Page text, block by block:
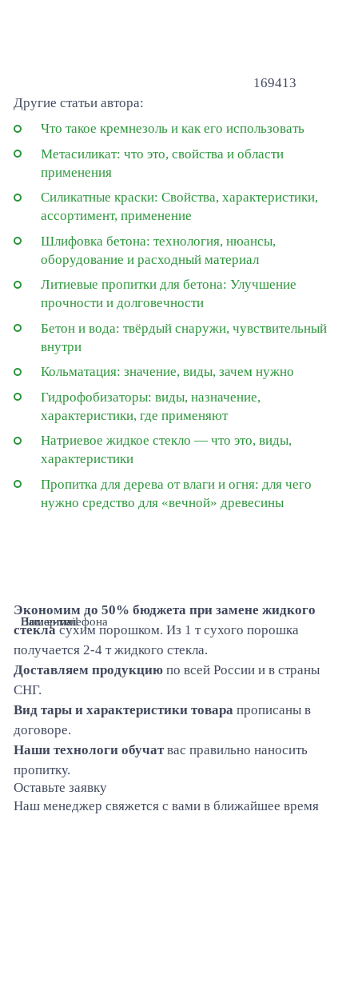
169413
Другие статьи автора:
Что такое кремнезоль и как его использовать
Метасиликат: что это, свойства и области
применения
Силикатные краски: Свойства, характеристики,
ассортимент, применение
Шлифовка бетона: технология, нюансы,
оборудование и расходный материал
Литиевые пропитки для бетона: Улучшение
прочности и долговечности
Бетон и вода: твёрдый снаружи, чувствительный
внутри
Кольматация: значение, виды, зачем нужно
Гидрофобизаторы: виды, назначение,
характеристики, где применяют
Натриевое жидкое стекло — что это, виды,
характеристики
Пропитка для дерева от влаги и огня: для чего
нужно средство для «вечной» древесины
Экономим до 50% бюджета при замене жидкого
стекласухим порошком. Из 1 т сухого порошка
получается 2-4 т жидкого стекла.
Доставляем продукцию по всей России и в страны
СНГ.
Вид тары и характеристики товара прописаны в
договоре.
Наши технологи обучатвас правильно наносить
пропитку.
Оставьте заявку
Наш менеджер свяжется с вами в ближайшее время
Ваше имя
Номер телефона
Ваш e-mail